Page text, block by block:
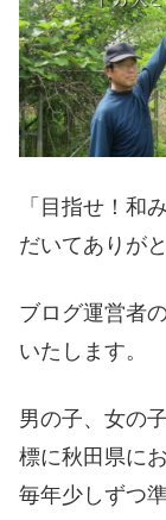
「目指せ！和
だいてありが
ブログ運営者
いたします。
男の子、女の
標に秋田県に
毎年少しずつ